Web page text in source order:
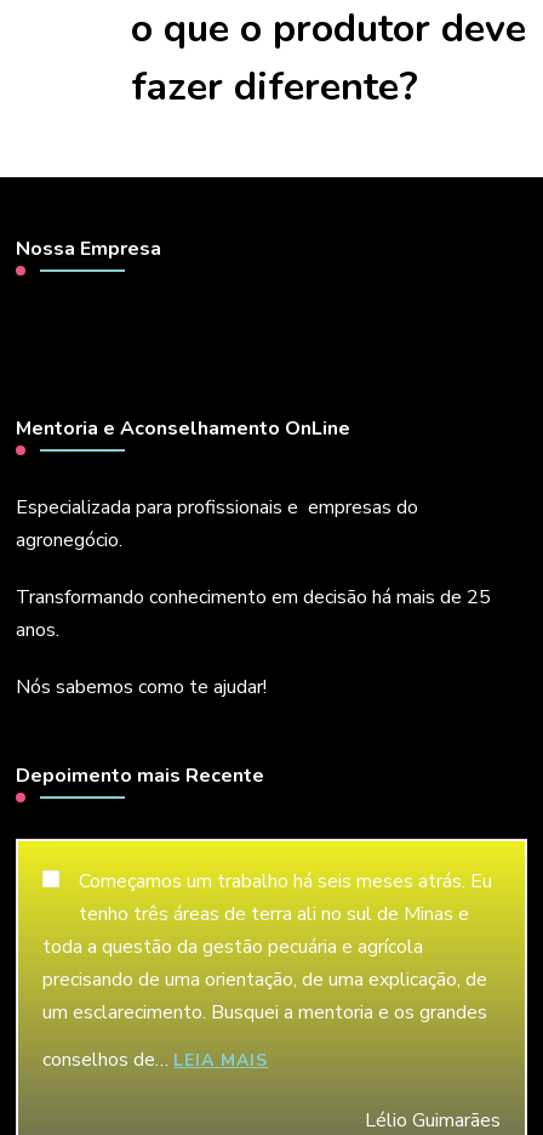
o que o produtor deve
fazer diferente?
Nossa Empresa
Mentoria e Aconselhamento OnLine
Especializada para profissionais e empresas do
agronegócio.
Transformando conhecimento em decisão há mais de 25
anos.
Nós sabemos como te ajudar!
Depoimento mais Recente
Começamos um trabalho há seis meses atrás. Eu
tenho três áreas de terra ali no sul de Minas e
toda a questão da gestão pecuária e agrícola
precisando de uma orientação, de uma explicação, de
um esclarecimento. Busquei a mentoria e os grandes
conselhos de… LEIA MAIS
Lélio Guimarães